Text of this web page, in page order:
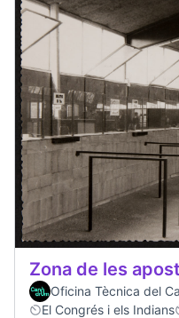
Zona de les
Oficina Tècnica del
El Congrés i els Indians